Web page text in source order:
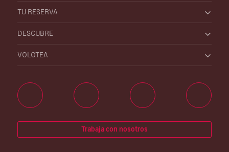
TU RESERVA
DESCUBRE
VOLOTEA
Trabaja con nosotros